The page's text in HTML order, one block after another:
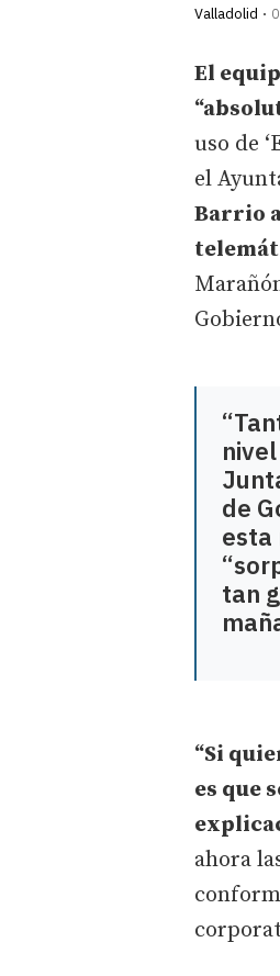
Valladolid
El
uso de
el
Barrio
de
esta
tan
“Si
es que
ahora